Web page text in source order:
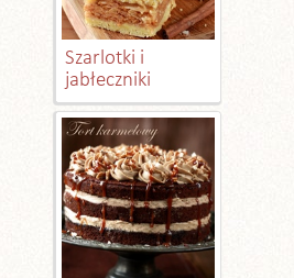
Szarlotki i
jabłeczniki